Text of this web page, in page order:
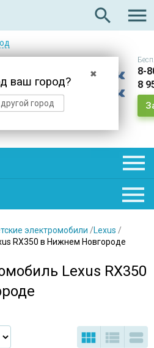
search 
✖
ваш город?
город
8-
8


электромобили /Lexus /
RX350 в Нижнем Новгороде
Lexus RX350
  